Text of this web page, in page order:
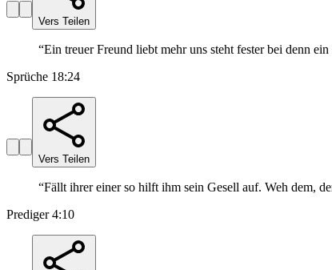
Vers Teilen
“Ein treuer Freund liebt mehr uns steht fester bei denn ein
Sprüche 18:24
Vers Teilen
“Fällt ihrer einer so hilft ihm sein Gesell auf. Weh dem,
Prediger 4:10